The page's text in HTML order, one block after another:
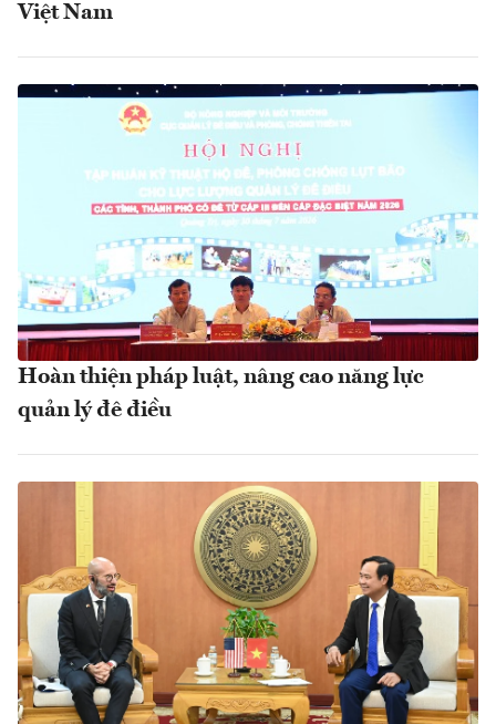
Việt Nam
Hoàn thiện pháp luật, nâng cao năng lực
quản lý đê điều